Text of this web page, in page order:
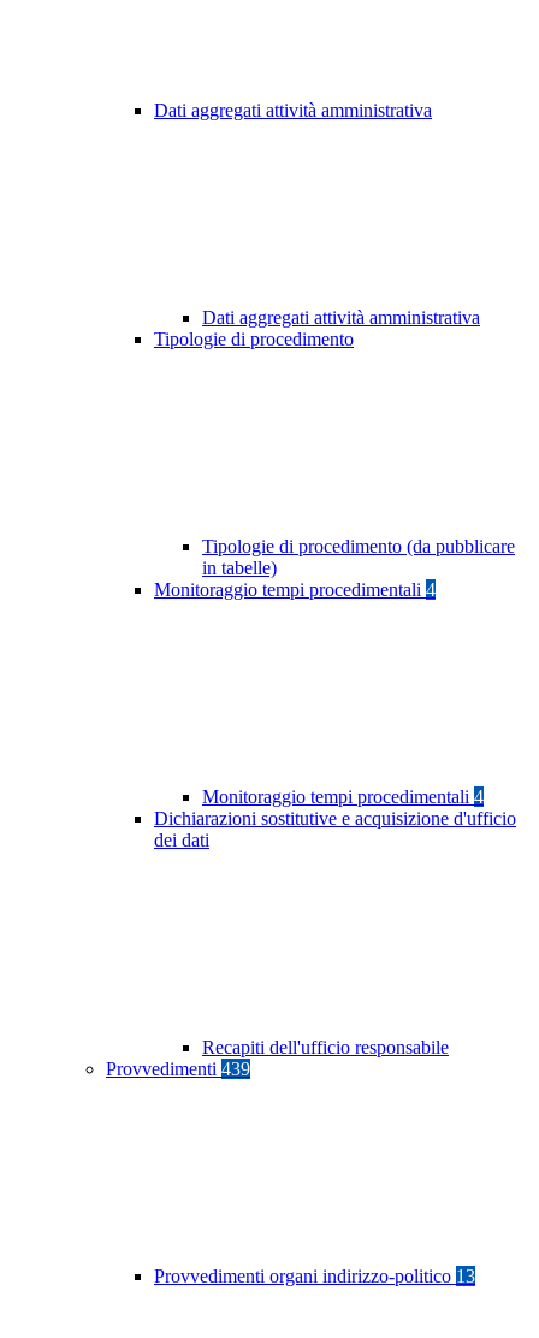
Dati aggregati attività amministrativa
Dati aggregati attività amministrativa
Tipologie di procedimento
Tipologie di procedimento (da pubblicare
in tabelle)
Monitoraggio tempi procedimentali 4
Monitoraggio tempi procedimentali 4
Dichiarazioni sostitutive e acquisizione d'ufficio
dei dati
Recapiti dell'ufficio responsabile
Provvedimenti 439
Provvedimenti organi indirizzo-politico 13